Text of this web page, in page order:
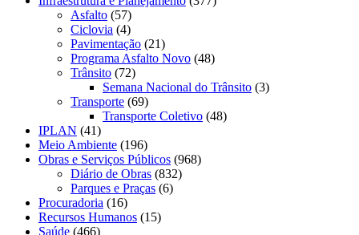
Asfalto (57)
Ciclovia (4)
Pavimentação (21)
Programa Asfalto Novo (48)
Trânsito (72)
Semana Nacional do Trânsito (3)
Transporte (69)
Transporte Coletivo (48)
IPLAN (41)
Meio Ambiente (196)
Obras e Serviços Públicos (968)
Diário de Obras (832)
Parques e Praças (6)
Procuradoria (16)
Recursos Humanos (15)
Saúde (466)